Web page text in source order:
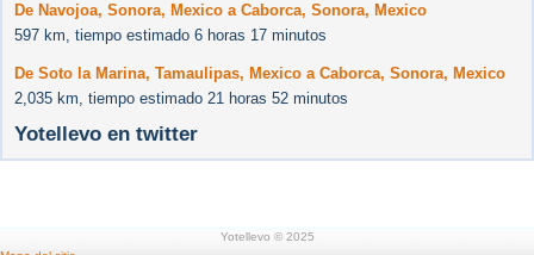
De Navojoa, Sonora, Mexico a Caborca, Sonora, Mexico
597 km, tiempo estimado 6 horas 17 minutos
De Soto la Marina, Tamaulipas, Mexico a Caborca, Sonora, Mexico
2,035 km, tiempo estimado 21 horas 52 minutos
Yotellevo en twitter
Yotellevo © 2025